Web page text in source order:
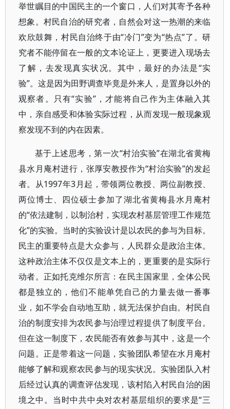
举世瞩目的中国民主的一个窗口，人们对其寄予各种
想象。村民自治的研究者，自然会对这一热潮的来临
欢欣鼓舞，村民自治终于由“冷门”变为“热点”了。研
究者不能停留在一般的文本论证上，更要进入现场去
了解，去发现真实状况。其中，最好的办法是“实
验”。这是因为田野调查毕竟是外来人，是置身以外的
观察者。只有“实验”，才能将自己作为主体融入其
中，亲自感受和体验实际过程，从而发现一般现象观
察发现不到的内在因素。
基于上述思考，第一次“村治实验”在湖北省黄梅
县水月庵村进行，张厚安教授作为“村治实验”的发起
者。从1997年3月起，带领两位教授、两位副教授、
两位博士、四位硕士参加了湖北省黄梅县水月庵村
的“依法建制，以制治村，实现农村基层管理工作规范
化”的实验。当时的实验设计是以农民的参与为目标。
民主的重要特点是大众参与，人民群众是政治主体。
这种政治主体不仅仅是文本上的，更重要的是实际行
动者。正如托克维尔所言：在民主国家里，全体公民
都是独立的，他们不能单凭自己的力量去做一番事
业，如不学会自动地互助，就无法保护自由。村民自
治的制度安排为农民参与治理过程提供了制度平台。
但在这一制度下，农民能否有效参与其中，这是一个
问题。正是带着这一问题，实验团队希望在水月庵村
能够了解和观察农民参与的现实状况。实验团队入村
后经过认真的调查评估发现，该村陷入村民自治的困
境之中。当时中共中央对农村基层组织的要求是“三